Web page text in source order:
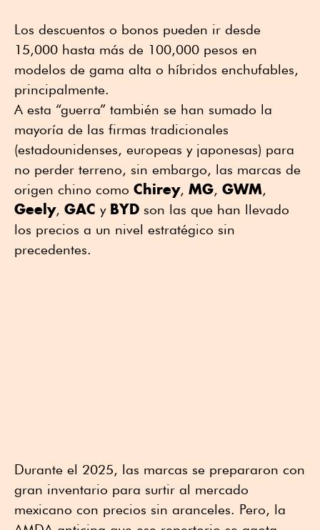
Los descuentos o bonos pueden ir desde
15,000 hasta más de 100,000 pesos en
modelos de gama alta o híbridos enchufables,
principalmente.
A esta “guerra” también se han sumado la
mayoría de las firmas tradicionales
(estadounidenses, europeas y japonesas) para
no perder terreno, sin embargo, las marcas de
origen chino como Chirey, MG, GWM,
Geely, GAC y BYD son las que han llevado
los precios a un nivel estratégico sin
precedentes.
Durante el 2025, las marcas se prepararon con
gran inventario para surtir al mercado
mexicano con precios sin aranceles. Pero, la